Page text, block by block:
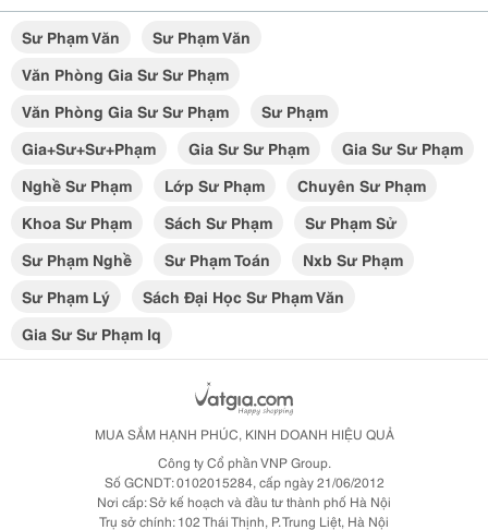
Sư Phạm Văn
Sư Phạm Văn
Văn Phòng Gia Sư Sư Phạm
Văn Phòng Gia Sư Sư Phạm
Sư Phạm
Gia+sư+sư+phạm
Gia Sư Sư Phạm
Gia Sư Sư Phạm
Nghề Sư Phạm
Lớp Sư Phạm
Chuyên Sư Phạm
Khoa Sư Phạm
Sách Sư Phạm
Sư Phạm Sử
Sư Phạm Nghề
Sư Phạm Toán
Nxb Sư Phạm
Sư Phạm Lý
Sách Đại Học Sư Phạm Văn
Gia Sư Sư Phạm Iq
MUA SẮM HẠNH PHÚC, KINH DOANH HIỆU QUẢ
Công ty Cổ phần VNP Group.
Số GCNDT: 0102015284, cấp ngày 21/06/2012
Nơi cấp: Sở kế hoạch và đầu tư thành phố Hà Nội
Trụ sở chính: 102 Thái Thịnh, P. Trung Liệt, Hà Nội